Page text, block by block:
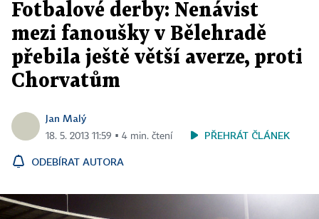
Fotbalové derby: Nenávist
mezi fanoušky v Bělehradě
přebila ještě větší averze, proti
Chorvatům
Jan Malý
18. 5. 2013 11:59 ▪ 4 min. čtení PŘEHRÁT ČLÁNEK
ODEBÍRAT AUTORA